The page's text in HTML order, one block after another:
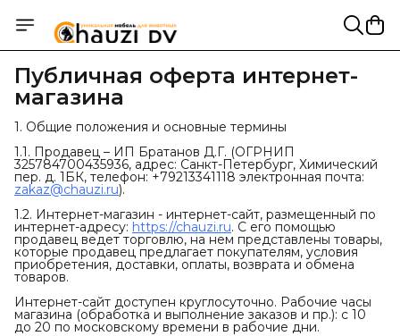
Публичная оферта интернет-
магазина
1. Общие положения и основные термины
1.1. Продавец – ИП Братанов Д.Г. (ОГРНИП
325784700435936, адрес: Санкт-Петербург, Химический
пер. д. 1БК, телефон: +79213341118 электронная почта:
zakaz@chauzi.ru).
1.2. Интернет-магазин - интернет-сайт, размещенный по
интернет-адресу: https://chauzi.ru. С его помощью
продавец ведет торговлю, на нем представлены товары,
которые продавец предлагает покупателям, условия
приобретения, доставки, оплаты, возврата и обмена
товаров.
Интернет-сайт доступен круглосуточно. Рабочие часы
магазина (обработка и выполнение заказов и пр.): с 10
до 20 по московскому времени в рабочие дни.